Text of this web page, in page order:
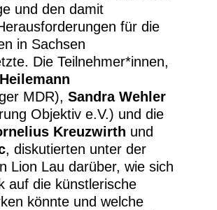
und den damit
für die
in Sachsen
Die Teilnehmer*innen,
MDR), Sandra Wehler
Objektiv e.V.) und die
Kreuzwirth und
, diskutierten unter der
Lion Lau darüber, wie sich
auf die künstlerische
könnte und welche